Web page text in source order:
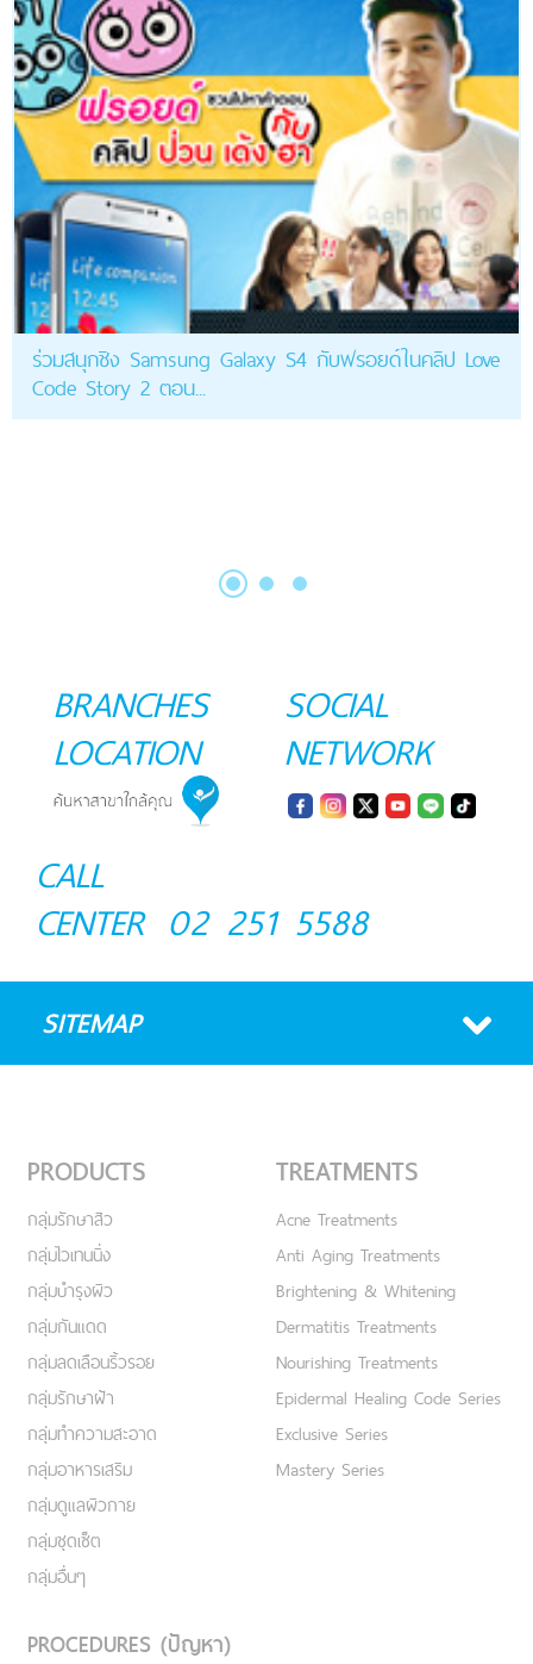
ร่วมสนุกชิง Samsung Galaxy S4 กับฟรอยด์ในคลิป Love
Code Story 2 ตอน...
BRANCHES
LOCATION
SOCIAL
NETWORK
CALL
CENTER 02 251 5588
SITEMAP
PRODUCTS
กลุ่มรักษาสิว
กลุ่มไวเทนนิ่ง
กลุ่มบำรุงผิว
กลุ่มกันแดด
กลุ่มลดเลือนริ้วรอย
กลุ่มรักษาฝ้า
กลุ่มทำความสะอาด
กลุ่มอาหารเสริม
กลุ่มดูแลผิวกาย
กลุ่มชุดเซ็ต
กลุ่มอื่นๆ
TREATMENTS
Acne Treatments
Anti Aging Treatments
Brightening & Whitening
Dermatitis Treatments
Nourishing Treatments
Epidermal Healing Code Series
Exclusive Series
Mastery Series
PROCEDURES (ปัญหา)